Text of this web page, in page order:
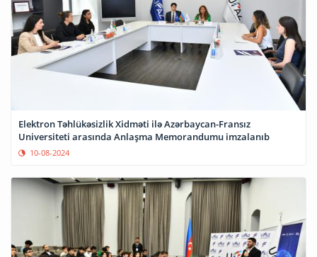
Elektron Təhlükəsizlik Xidməti ilə Azərbaycan-Fransız
Universiteti arasında Anlaşma Memorandumu imzalanıb
10-08-2024